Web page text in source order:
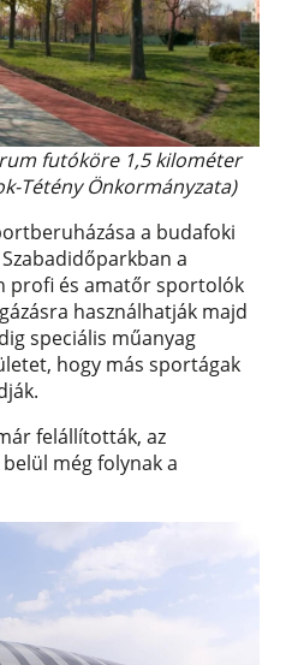
futóköre 1,5 kilométer
Tétény Önkormányzata)
a budafoki
a
profi és amatőr sportolók
használhatják majd
speciális műanyag
hogy más sportágak
felállították, az
még folynak a